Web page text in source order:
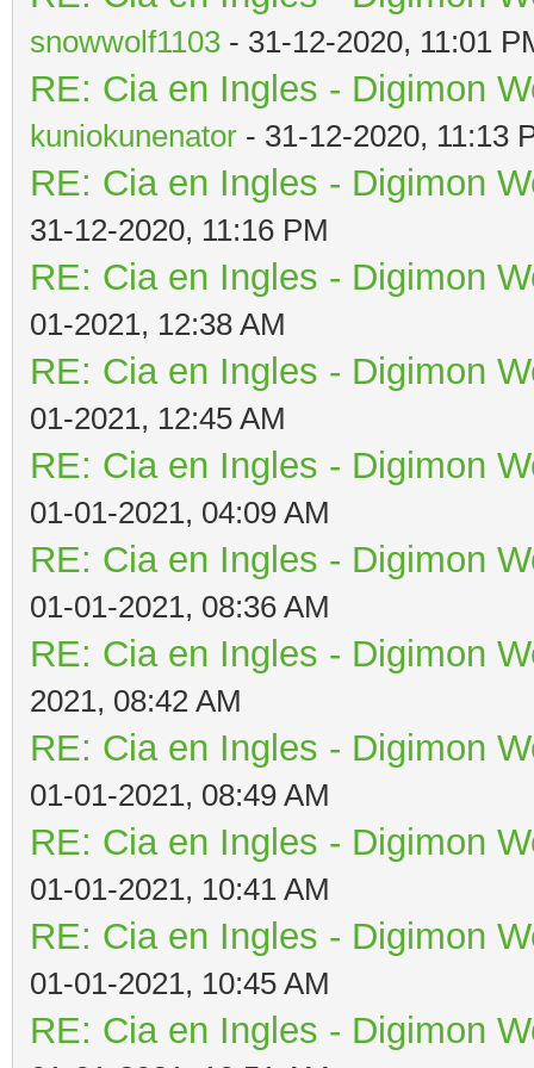
snowwolf1103 - 31-12-2020, 11:01
RE: Cia en Ingles - Digimon
kuniokunenator - 31-12-2020, 11:13
RE: Cia en Ingles - Digimon
31-12-2020, 11:16 PM
RE: Cia en Ingles - Digimon
01-2021, 12:38 AM
RE: Cia en Ingles - Digimon
01-2021, 12:45 AM
RE: Cia en Ingles - Digimon
01-01-2021, 04:09 AM
RE: Cia en Ingles - Digimon
01-01-2021, 08:36 AM
RE: Cia en Ingles - Digimon
2021, 08:42 AM
RE: Cia en Ingles - Digimon
01-01-2021, 08:49 AM
RE: Cia en Ingles - Digimon
01-01-2021, 10:41 AM
RE: Cia en Ingles - Digimon
01-01-2021, 10:45 AM
RE: Cia en Ingles - Digimon